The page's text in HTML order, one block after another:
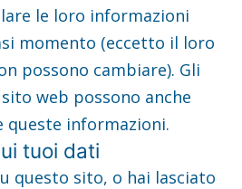
le loro informazioni
momento (eccetto il loro
possono cambiare). Gli
web possono anche
queste informazioni.
tuoi dati
questo sito, o hai lasciato